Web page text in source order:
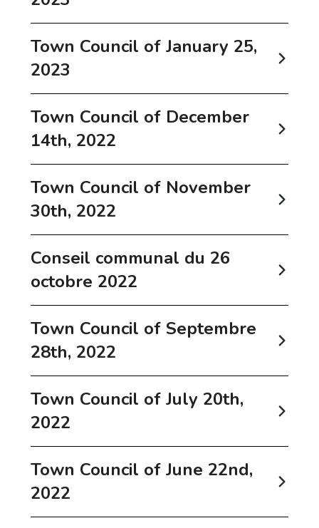
Town Council of January 25,
2023
Town Council of December
14th, 2022
Town Council of November
30th, 2022
Conseil communal du 26
octobre 2022
Town Council of Septembre
28th, 2022
Town Council of July 20th,
2022
Town Council of June 22nd,
2022